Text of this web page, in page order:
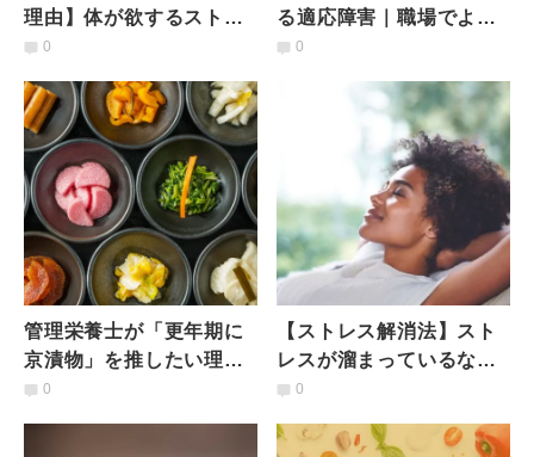
理由】体が欲するストレ
ス解消のための「6つのヨ
0
る適応障害｜職場でよく
みられる4つのパターン｜
0
管理栄養士が「更年期に
京漬物」を推したい理由
｜特に注目する"２大京漬
0
【ストレス解消法】スト
レスが溜まっているなら
「セルフヒプノシス（自
しよう
0